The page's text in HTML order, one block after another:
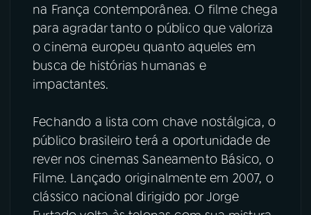
na França contemporânea. O filme chega
para agradar tanto o público que valoriza
o cinema europeu quanto aqueles em
busca de histórias humanas e
impactantes.
Fechando a lista com chave nostálgica, o
público brasileiro terá a oportunidade de
rever nos cinemas Saneamento Básico, o
Filme. Lançado originalmente em 2007, o
clássico nacional dirigido por Jorge